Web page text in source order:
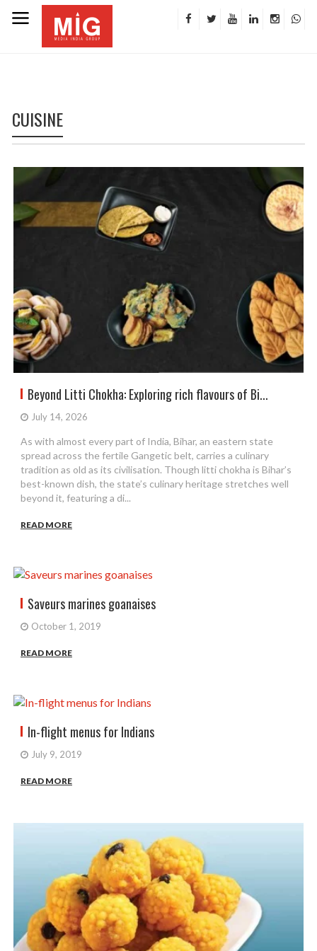
CUISINE
Beyond Litti Chokha: Exploring rich flavours of Bi...
July 14, 2026
As with almost every part of India, Bihar, an eastern state
spread across the fertile Gangetic belt, carries a culinary
tradition as old as its civilisation. Though litti chokha is Bihar’s
best-known dish, the state’s culinary heritage stretches well
beyond it, featuring a di...
READ MORE
Saveurs marines goanaises
October 1, 2019
READ MORE
In-flight menus for Indians
July 9, 2019
READ MORE